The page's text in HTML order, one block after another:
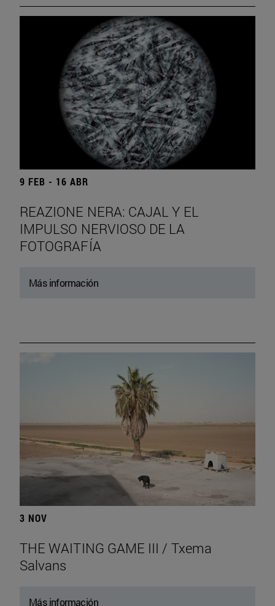
9 FEB - 16 ABR
REAZIONE NERA: CAJAL Y EL
IMPULSO NERVIOSO DE LA
FOTOGRAFÍA
Más información
3 NOV
THE WAITING GAME III / Txema
Salvans
Más información